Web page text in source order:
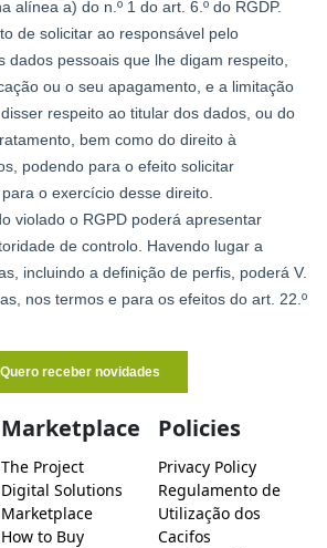
Marketplace
The Project
Digital Solutions
Marketplace
How to Buy
Policies
Privacy Policy
Regulamento de
Utilização dos
Cacifos